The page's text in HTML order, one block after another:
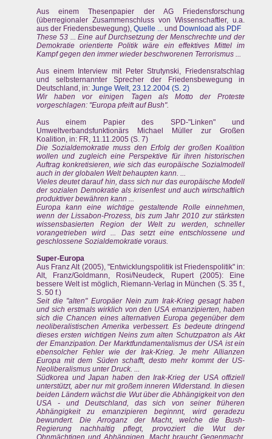
Aus einem Thesenpapier der AG Friedensforschung
(überregionaler Zusammenschluss von Wissenschaftler, u.a.
aus der Friedensbewegung), Quelle ... und Download als PDF
These 53 ... Eine auf Durchsetzung der Menschrechte und der
Demokratie orientierte Politik wäre ein effektives Mittel im
Kampf gegen den immer wieder beschworenen Terrorismus ...
Aus einem Interview mit Peter Strutynski, Friedensratschlag
und selbsternannter Sprecher der Friedensbewegung in
Deutschland, in: Junge Welt, 23.12.2004 (S. 2)
Wir haben vor einigen Tagen als Motto der Proteste
vorgeschlagen: "Europa pfeift auf Bush".
Aus einem Papier des SPD-"Linken" und
Umweltverbandsfunktionärs Michael Müller zur Großen
Koalition, in: FR, 11.11.2005 (S. 7)
Die Sozialdemokratie muss den Erfolg der großen Koalition
wollen und zugleich eine Perspektive für ihren historischen
Auftrag konkretisieren, wie sich das europäische Sozialmodell
auch in der globalen Welt behaupten kann. ...
Vieles deutet darauf hin, dass sich nur das europäische Modell
der sozialen Demokratie als krisenfest und auch wirtschaftlich
produktiver bewähren kann ...
Europa kann eine wichtige gestaltende Rolle einnehmen,
wenn der Lissabon-Prozess, bis zum Jahr 2010 zur stärksten
wissensbasierten Region der Welt zu werden, schneller
vorangetrieben wird ... Das setzt eine entschlossene und
geschlossene Sozialdemokratie voraus.
Super-Europa
Aus Franz Alt (2005), "Entwicklungspolitik ist Friedenspolitik" in:
Alt, Franz/Goldmann, Rosi/Neudeck, Rupert (2005): Eine
bessere Welt ist möglich, Riemann-Verlag in München (S. 35 f.,
S. 50 f.)
Seit die "alten" Europäer Nein zum Irak-Krieg gesagt haben
und sich erstmals wirklich von den USA emanzipierten, haben
sich die Chancen eines alternativen Europa gegenüber dem
neoliberalistischen Amerika verbessert. Es bedeute dringend
dieses ersten wichtigen Neins zum alten Schutzpatron als Akt
der Emanzipation. Der Marktfundamentalismus der USA ist ein
ebensolcher Fehler wie der Irak-Krieg. Je mehr Allianzen
Europa mit dem Süden schafft, desto mehr kommt der US-
Neoliberalismus unter Druck. ...
Südkorea und Japan haben den Irak-Krieg der USA offiziell
unterstützt, aber nur mit großem inneren Widerstand. In diesen
beiden Ländern wächst die Wut über die Abhängigkeit von den
USA - und Deutschland, das sich von seiner früheren
Abhängigkeit zu emanzipieren beginnnt, wird geradezu
bewundert. Die Arroganz der Macht, welche die Bush-
Regierung nachhaltig pflegt, provoziert die Wut der